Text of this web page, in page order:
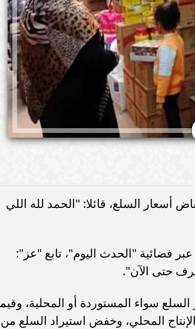
أسعار السلع، قائلا: "الحمد لله اللي
فضائية "الحدث اليوم"، تابع "عز":
حتى الآن".
سواء المستوردة أو المحلية،
الإنتاج المحلي، وخفض استيراد السلع من